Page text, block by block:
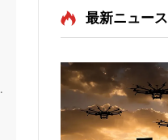
最新ニュース